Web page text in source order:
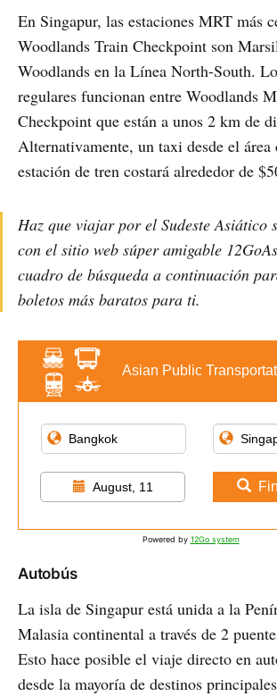
En Singapur, las estaciones MRT más
Woodlands Train Checkpoint son
Woodlands en la Línea North-South.
regulares funcionan entre Woodlands
Checkpoint que están a unos 2 km de
Alternativamente, un taxi desde el área
estación de tren costará alrededor de
Haz que viajar por el Sudeste Asiático
con el sitio web súper amigable
cuadro de búsqueda a continuación
boletos más baratos para ti.
Asian Public
August, 11
Powered by 12Go system
Autobús
La isla de Singapur está unida a la
Malasia continental a través de 2
Esto hace posible el viaje directo en
desde la mayoría de destinos